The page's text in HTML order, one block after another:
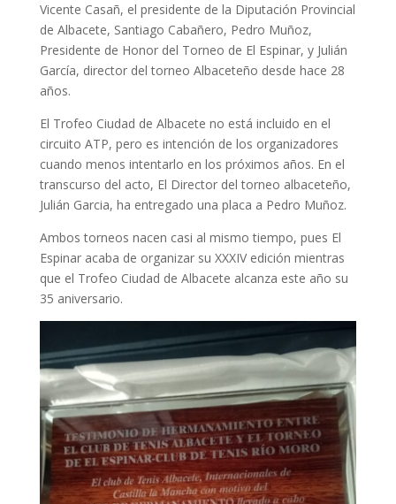
Vicente Casañ, el presidente de la Diputación Provincial
de Albacete, Santiago Cabañero, Pedro Muñoz,
Presidente de Honor del Torneo de El Espinar, y Julián
García, director del torneo Albaceteño desde hace 28
años.
El Trofeo Ciudad de Albacete no está incluido en el
circuito ATP, pero es intención de los organizadores
cuando menos intentarlo en los próximos años. En el
transcurso del acto, El Director del torneo albaceteño,
Julián Garcia, ha entregado una placa a Pedro Muñoz.
Ambos torneos nacen casi al mismo tiempo, pues El
Espinar acaba de organizar su XXXIV edición mientras
que el Trofeo Ciudad de Albacete alcanza este año su
35 aniversario.